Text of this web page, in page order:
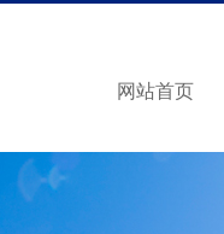
网站首页